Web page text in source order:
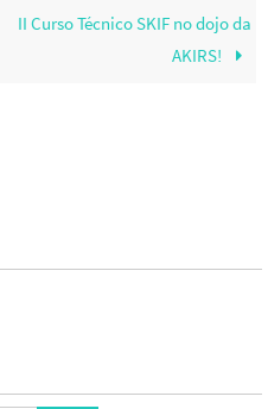
II Curso Técnico SKIF no dojo da
AKIRS!